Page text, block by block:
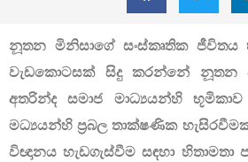
නූතන මිනිසාගේ සංස්කෘතික ජීවිතය
වැඩකොටසක් සිදු කරන්නේ නූතන
අතරින්ද සමාජ මාධ්‍යයන්හි
මධ්‍යයන්හි ප්‍රබල තාක්ෂණික
විඥානය හැඩගැස්වීම සඳහා හිතාමතා